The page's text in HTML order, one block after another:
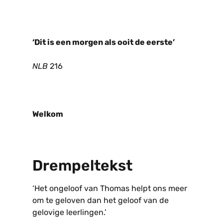
‘Dit is een morgen als ooit de eerste’
NLB 216
Welkom
Drempeltekst
‘Het ongeloof van Thomas helpt ons meer
om te geloven dan het geloof van de
gelovige leerlingen.’